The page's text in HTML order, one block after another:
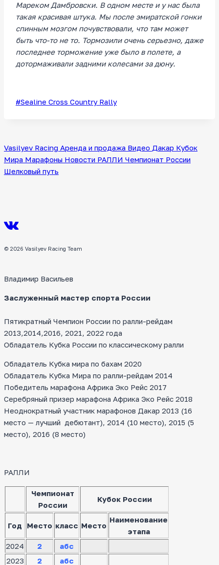
Мареком Дамбровски. В одном месте и у нас была
такая красивая штука. Мы после эмиратской гонки
спинным мозгом почувствовали, что там может
быть что-то не то. Тормозили очень серьезно, даже
последнее торможение уже было в полете, а
дотормаживали задними колесами за дюну.
Метки
#Sealine Cross Country Rally
Vasilyev Racing Аренда и продажа Видео Дакар Кубок
Мира Марафоны Новости РАЛЛИ Чемпионат России
Шелковый путь
© 2026 Vasilyev Racing Team
Владимир Васильев
Заслуженный мастер спорта России
Пятикратный Чемпион России по ралли-рейдам
2013,2014,2016, 2021, 2022 года
Обладатель Кубка России по классическому ралли
Обладатель Кубка мира по бахам 2020
Обладатель Кубка Мира по ралли-рейдам 2014
Победитель марафона Африка Эко Рейс 2017
Серебряный призер марафона Африка Эко Рейс 2018
Неоднократный участник марафонов Дакар 2013 (16
место — лучший дебютант), 2014 (10 место), 2015 (5
место), 2016 (8 место)
РАЛЛИ
Чемпионат
России
Кубок России
Год Место класс Место
Наименование
этапа
2024
2
абс
2023
2 абс